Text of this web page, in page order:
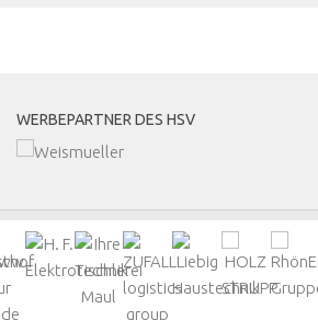
WERBEPARTNER DES HSV